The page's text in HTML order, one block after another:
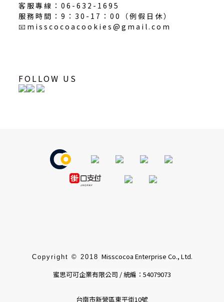
客服專線：06-632-1695
服務時間：9：30-17：00（例假日休）
📧 misscocoacookies@gmail.com
FOLLOW US
Copyright © 2018 Misscocoa Enterprise Co., Ltd.
蜜思可可企業有限公司 / 統編：54079073
台南市新營區東平街10號